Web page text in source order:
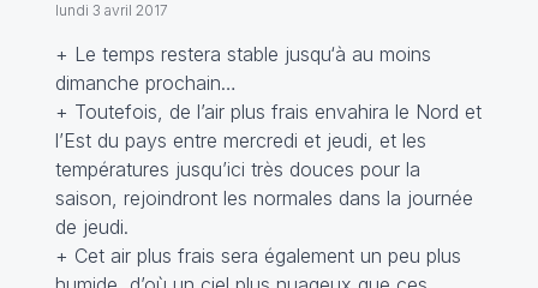
lundi 3 avril 2017
+ Le temps restera stable jusqu‘à au moins
dimanche prochain…
+ Toutefois, de l’air plus frais envahira le Nord et
l’Est du pays entre mercredi et jeudi, et les
températures jusqu’ici très douces pour la
saison, rejoindront les normales dans la journée
de jeudi.
+ Cet air plus frais sera également un peu plus